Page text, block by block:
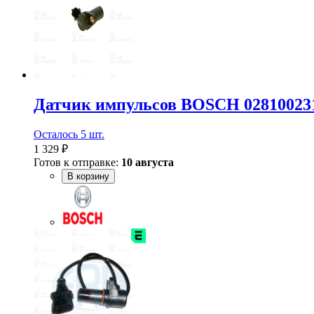
Датчик импульсов BOSCH
Осталось 5 шт.
1 329 ₽
Готов к отправке: 10 августа
В корзину